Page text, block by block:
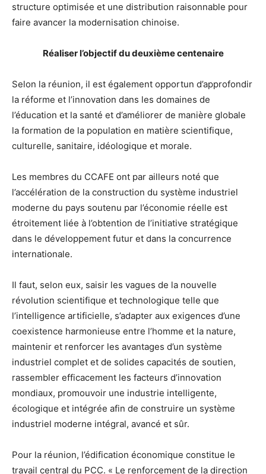
structure optimisée et une distribution raisonnable pour
faire avancer la modernisation chinoise.
Réaliser l’objectif du deuxième centenaire
Selon la réunion, il est également opportun d’approfondir
la réforme et l’innovation dans les domaines de
l’éducation et la santé et d’améliorer de manière globale
la formation de la population en matière scientifique,
culturelle, sanitaire, idéologique et morale.
Les membres du CCAFE ont par ailleurs noté que
l’accélération de la construction du système industriel
moderne du pays soutenu par l’économie réelle est
étroitement liée à l’obtention de l’initiative stratégique
dans le développement futur et dans la concurrence
internationale.
Il faut, selon eux, saisir les vagues de la nouvelle
révolution scientifique et technologique telle que
l’intelligence artificielle, s’adapter aux exigences d’une
coexistence harmonieuse entre l’homme et la nature,
maintenir et renforcer les avantages d’un système
industriel complet et de solides capacités de soutien,
rassembler efficacement les facteurs d’innovation
mondiaux, promouvoir une industrie intelligente,
écologique et intégrée afin de construire un système
industriel moderne intégral, avancé et sûr.
Pour la réunion, l’édification économique constitue le
travail central du PCC. « Le renforcement de la direction